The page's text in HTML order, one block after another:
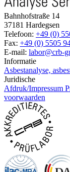
Bahnhofstraße 14
37181 Hardegsen
Telefoon: +49 (0)
Fax: +49 (0) 5505
E-mail: labor@crb-
Informatie
Asbestanalyse,
Juridische
Afdruk/Impressum
voorwaarden